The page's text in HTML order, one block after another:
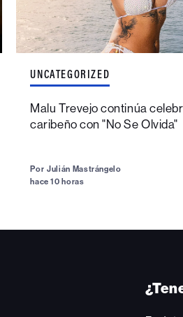
UNCATEGORIZED
Malu Trevejo continúa
caribeño con "No Se Olvida"
Por Julián Mastrángelo
hace 10 horas